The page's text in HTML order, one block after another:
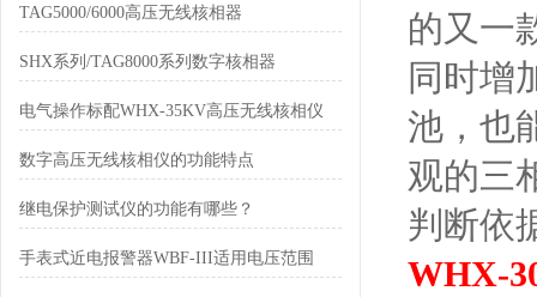
TAG5000/6000高压无线核相器
SHX系列/TAG8000系列数字核相器
电气操作标配WHX-35KV高压无线核相仪
数字高压无线核相仪的功能特点
继电保护测试仪的功能有哪些？
手表式近电报警器WBF-III适用电压范围
的又一
同时增
池，也
观的三
判断依
WHX-